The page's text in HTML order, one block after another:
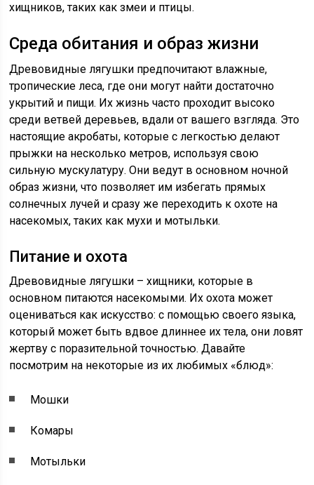
хищников, таких как змеи и птицы.
Среда обитания и образ жизни
Древовидные лягушки предпочитают влажные,
тропические леса, где они могут найти достаточно
укрытий и пищи. Их жизнь часто проходит высоко
среди ветвей деревьев, вдали от вашего взгляда. Это
настоящие акробаты, которые с легкостью делают
прыжки на несколько метров, используя свою
сильную мускулатуру. Они ведут в основном ночной
образ жизни, что позволяет им избегать прямых
солнечных лучей и сразу же переходить к охоте на
насекомых, таких как мухи и мотыльки.
Питание и охота
Древовидные лягушки – хищники, которые в
основном питаются насекомыми. Их охота может
оцениваться как искусство: с помощью своего языка,
который может быть вдвое длиннее их тела, они ловят
жертву с поразительной точностью. Давайте
посмотрим на некоторые из их любимых «блюд»:
Мошки
Комары
Мотыльки